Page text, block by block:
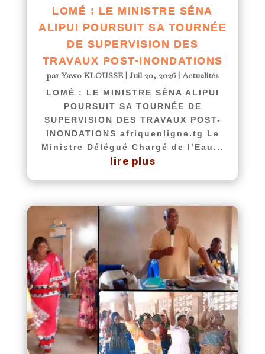
LOMÉ : LE MINISTRE SÉNA
ALIPUI POURSUIT SA TOURNÉE
DE SUPERVISION DES
TRAVAUX POST-INONDATIONS
parYawo KLOUSSE| Juil 20, 2026|Actualités
LOMÉ : LE MINISTRE SÉNA ALIPUI
POURSUIT SA TOURNÉE DE
SUPERVISION DES TRAVAUX POST-
INONDATIONS afriquenligne.tg Le
Ministre Délégué Chargé de l’Eau...
lire plus